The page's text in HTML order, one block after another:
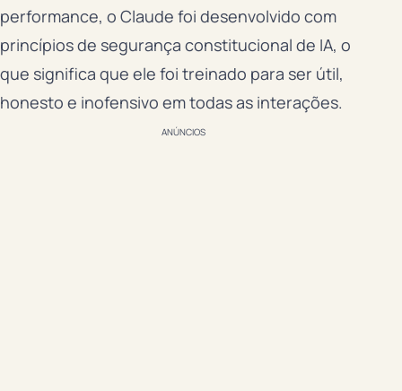
performance, o Claude foi desenvolvido com
princípios de segurança constitucional de IA, o
que significa que ele foi treinado para ser útil,
honesto e inofensivo em todas as interações.
ANÚNCIOS